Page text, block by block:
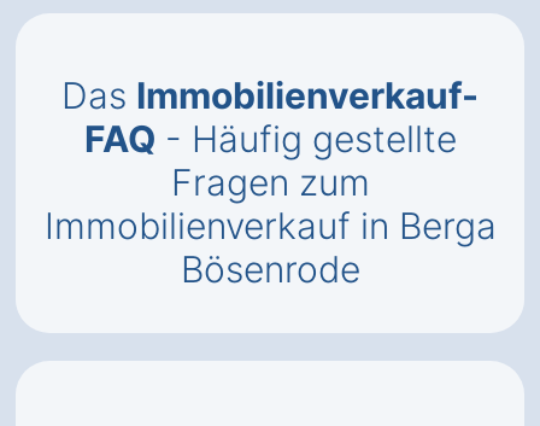
Das Immobilienverkauf-
FAQ - Häufig gestellte
Fragen zum
Immobilienverkauf in Berga
Bösenrode